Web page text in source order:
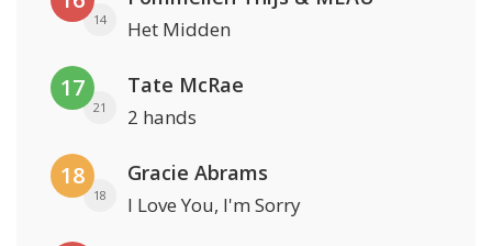
14 Het Midden
17
21
Tate McRae
2 hands
18
18
Gracie Abrams
I Love You, I'm Sorry